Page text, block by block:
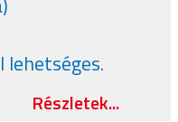
lehetséges.
Részletek...